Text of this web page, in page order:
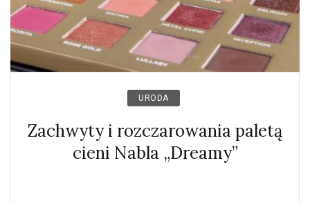
URODA
Zachwyty i rozczarowania paletą
cieni Nabla „Dreamy”